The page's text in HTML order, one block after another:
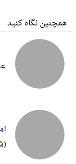
همچنین نگاه کنید